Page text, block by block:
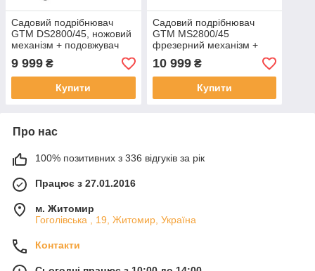
Садовий подрібнювач
GTM DS2800/45, ножовий
механізм + подовжувач
10м
9 999 ₴
Купити
Садовий подрібнювач
GTM MS2800/45
фрезерний механізм +
подовжувач 10м
10 999₴
Купити
Про нас
100% позитивних з 336 відгуків за рік
Працює з 27.01.2016
м. Житомир
Гоголівська , 19, Житомир, Україна
Контакти